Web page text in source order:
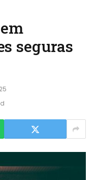
seguras